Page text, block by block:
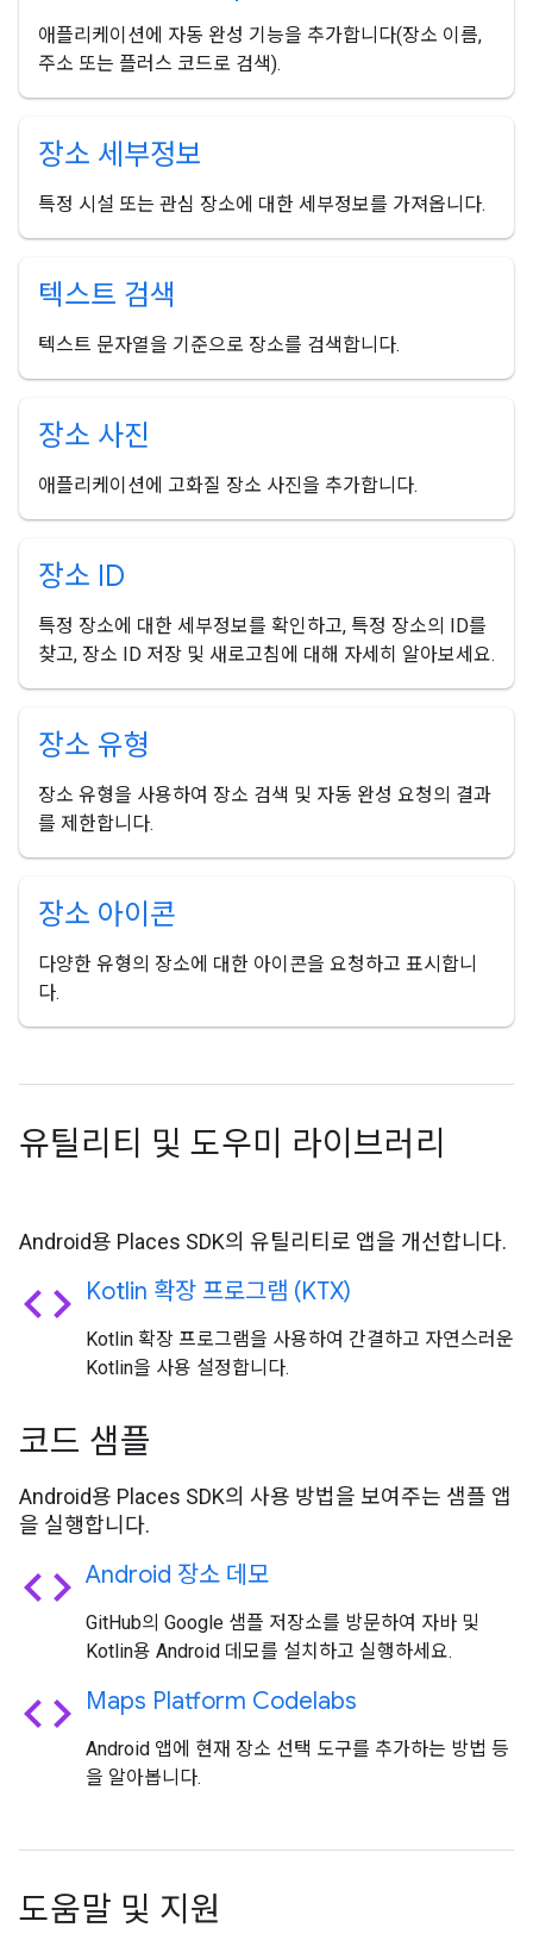
애플리케이션에 자동 완성 기능을 추가합니다(장소 이름,
주소 또는 플러스 코드로 검색).
장소 세부정보
특정 시설 또는 관심 장소에 대한 세부정보를 가져옵니다.
텍스트 검색
텍스트 문자열을 기준으로 장소를 검색합니다.
장소 사진
애플리케이션에 고화질 장소 사진을 추가합니다.
장소 ID
특정 장소에 대한 세부정보를 확인하고, 특정 장소의 ID를
찾고, 장소 ID 저장 및 새로고침에 대해 자세히 알아보세요.
장소 유형
장소 유형을 사용하여 장소 검색 및 자동 완성 요청의 결과
를 제한합니다.
장소 아이콘
다양한 유형의 장소에 대한 아이콘을 요청하고 표시합니
다.
유틸리티 및 도우미 라이브러리
Android용 Places SDK의 유틸리티로 앱을 개선합니다.
code Kotlin 확장 프로그램 (KTX)
Kotlin 확장 프로그램을 사용하여 간결하고 자연스러운
Kotlin을 사용 설정합니다.
코드 샘플
Android용 Places SDK의 사용 방법을 보여주는 샘플 앱
을 실행합니다.
code Android 장소 데모
GitHub의 Google 샘플 저장소를 방문하여 자바 및
Kotlin용 Android 데모를 설치하고 실행하세요.
code Maps Platform Codelabs
Android 앱에 현재 장소 선택 도구를 추가하는 방법 등
을 알아봅니다.
도움말 및 지원